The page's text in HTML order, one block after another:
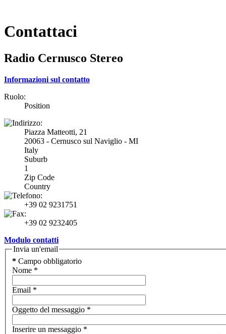
Contattaci
Radio Cernusco Stereo
Informazioni sul contatto
Ruolo:
Position
Piazza Matteotti, 21
20063 - Cernusco sul Naviglio - MI
Italy
Suburb
1
Zip Code
Country
+39 02 9231751
+39 02 9232405
Modulo contatti
Invia un'email
* Campo obbligatorio
Nome *
Email *
Oggetto del messaggio *
Inserire un messaggio *